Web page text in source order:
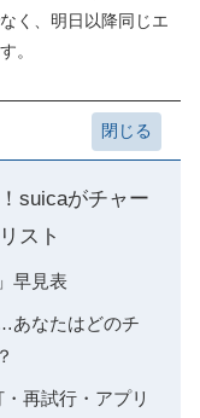
く、明日以降同じエ
。
suicaがチャー
スト
早見表
あなたはどのチ
再試行・アプリ